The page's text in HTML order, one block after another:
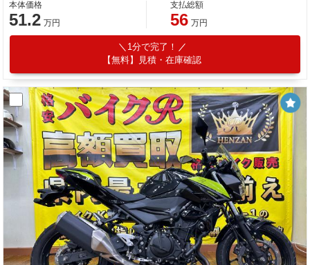
本体価格
51.2 万円
支払総額
56 万円
1分で完了！
【無料】見積・在庫確認